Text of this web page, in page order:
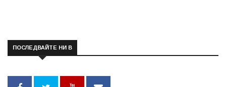
ПОСЛЕДВАЙТЕ НИ В